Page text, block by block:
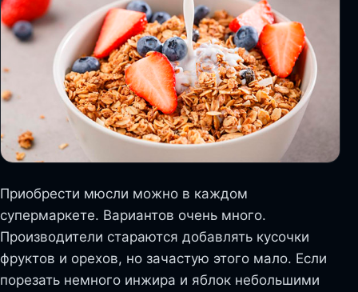
Приобрести мюсли можно в каждом
супермаркете. Вариантов очень много.
Производители стараются добавлять кусочки
фруктов и орехов, но зачастую этого мало. Если
порезать немного инжира и яблок небольшими